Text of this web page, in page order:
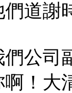
道謝
公司
啊！